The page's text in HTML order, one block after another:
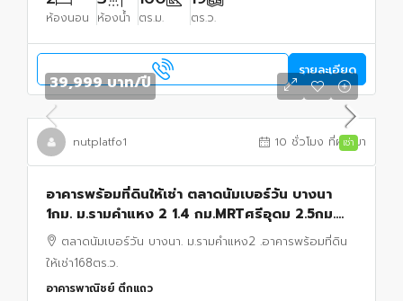
ห้องนอน ห้องน้ำ ตร.ม. ตร.ว.
รายละเอียด
เช่า
39,999 บาท/ปี
nutplatfo1 10 ชั่วโมง ที่ผ่านมา
อาคารพร้อมที่ดินให้เช่า ตลาดนัมเบอร์วัน บางนา
1กม. ม.รามคำแหง 2 1.4 กม.MRTศรีอุดม 2.5กม.
ถ.เฉลิมพระเกียรติ ร.9 8-18 วัดตะกล่ำ 672ตร.ม.
ตลาดนัมเบอร์วัน บางนา. ม.รามคำแหง2 .อาคารพร้อมที่ดิน
ให้เช่า168ตร.ว.
อาคารพาณิชย์ ตึกแถว